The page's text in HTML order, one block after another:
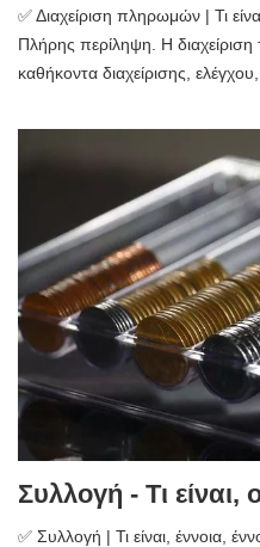
✅ Διαχείριση πληρωμών | Τι
Πλήρης περίληψη. Η
καθήκοντα διαχείρισης,
Συλλογή - Τι είναι,
✅ Συλλογή | Τι είναι, έννοια,